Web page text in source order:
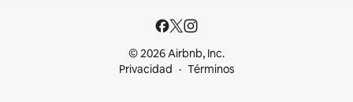
© 2026 Airbnb, Inc.
Privacidad
Términos